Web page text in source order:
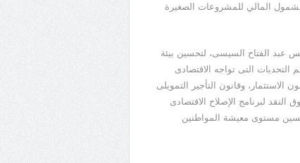
المالي للمشروعات الصغيرة
عبد الفتاح السيسى، لتحسين بيئة
التحديات التى تواجه الاقتصادى
الاستثمار، وقانون التأجير التمويلى
لبرنامج الإصلاح الاقتصادى
مستوى معيشة المواطنين